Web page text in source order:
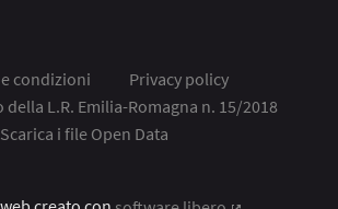
condizioni
Privacy policy
della L.R. Emilia-Romagna n. 15/2018
Scarica i file Open Data